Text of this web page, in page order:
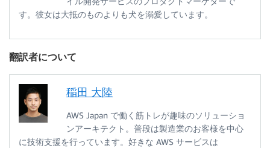
す。彼女は大抵のものよりも犬を溺愛しています。
翻訳者について
稲田 大陸
AWS Japan で働く筋トレが趣味のソリューショ
ンアーキテクト。普段は製造業のお客様を中心
に技術支援を行っています。好きな AWS サービスは